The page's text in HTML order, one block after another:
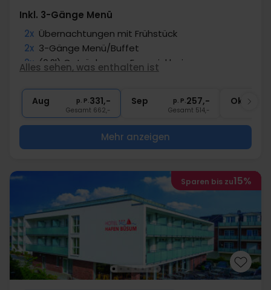
Inkl. 3-Gänge Menü
2x Übernachtungen mit Frühstück
2x 3-Gänge Menü/Buffet
2x (0,2l) Getränke zum Essen inklusive
2x 1 Flasche Mineralwasser
Alles sehen, was enthalten ist
Aug p. P.331,-
Gesamt 662,-
Sep p. P.257,-
Gesamt 514,-
Okt
Mehr anzeigen
Sparen bis zu15%